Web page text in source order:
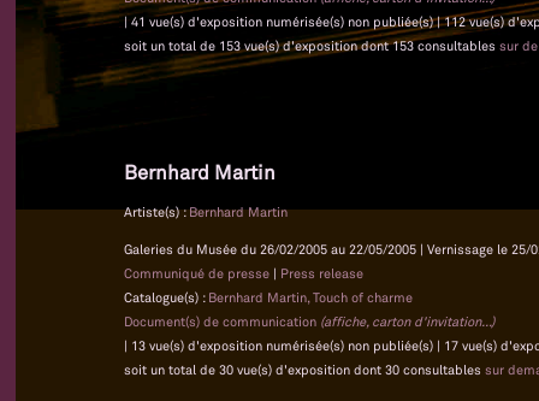
| 41 vue(s) d'exposition numérisée(s) non publiée(s) | 112 vue(s)
soit un total de 153 vue(s) d'exposition dont 153 consultables sur
Bernhard Martin
Artiste(s) :Bernhard Martin
Galeries du Musée du 26/02/2005 au 22/05/2005 | Vernissage le 25/
Communiqué de presse | Press release
Catalogue(s) : Bernhard Martin, Touch of charme
Document(s) de communication (affiche, carton d'invitation...)
| 13 vue(s) d'exposition numérisée(s) non publiée(s) | 17 vue(s)
soit un total de 30 vue(s) d'exposition dont 30 consultables sur